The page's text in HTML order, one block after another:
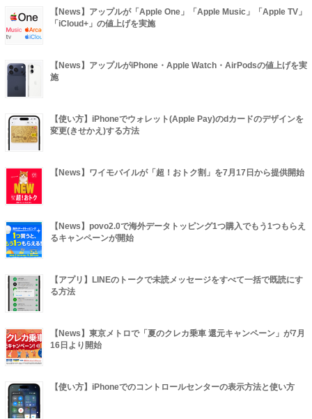
【News】アップルが「Apple One」「Apple Music」「Apple TV」
「iCloud+」の値上げを実施
【News】アップルがiPhone・Apple Watch・AirPodsの値上げを実
施
【使い方】iPhoneでウォレット(Apple Pay)のdカードのデザインを
変更(きせかえ)する方法
【News】ワイモバイルが「超！おトク割」を7月17日から提供開始
【News】povo2.0で海外データトッピング1つ購入でもう1つもらえ
るキャンペーンが開始
【アプリ】LINEのトークで未読メッセージをすべて一括で既読にす
る方法
【News】東京メトロで「夏のクレカ乗車 還元キャンペーン」が7月
16日より開始
【使い方】iPhoneでのコントロールセンターの表示方法と使い方